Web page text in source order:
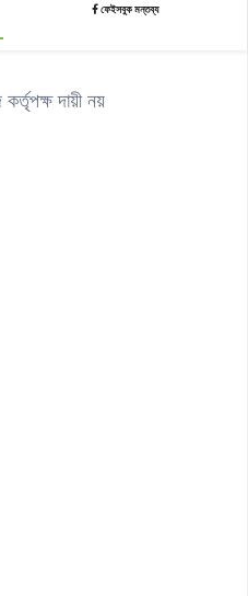
ফেইসবুক মন্তব্য
দায়ী নয়